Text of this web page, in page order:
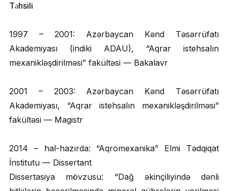
Təhsili
1997 – 2001: Azərbaycan Kənd Təsərrüfatı
Akademiyası (indiki ADAU), “Aqrar istehsalın
mexanikləşdirilməsi” fakültəsi — Bakalavr
2001 – 2003: Azərbaycan Kənd Təsərrüfatı
Akademiyası, “Aqrar istehsalın mexanikləşdirilməsi”
fakültəsi — Magistr
2014 – hal-hazırda: “Aqromexanika” Elmi Tədqiqat
İnstitutu — Dissertant
Dissertasiya mövzusu: “Dağ əkinçiliyində dənli